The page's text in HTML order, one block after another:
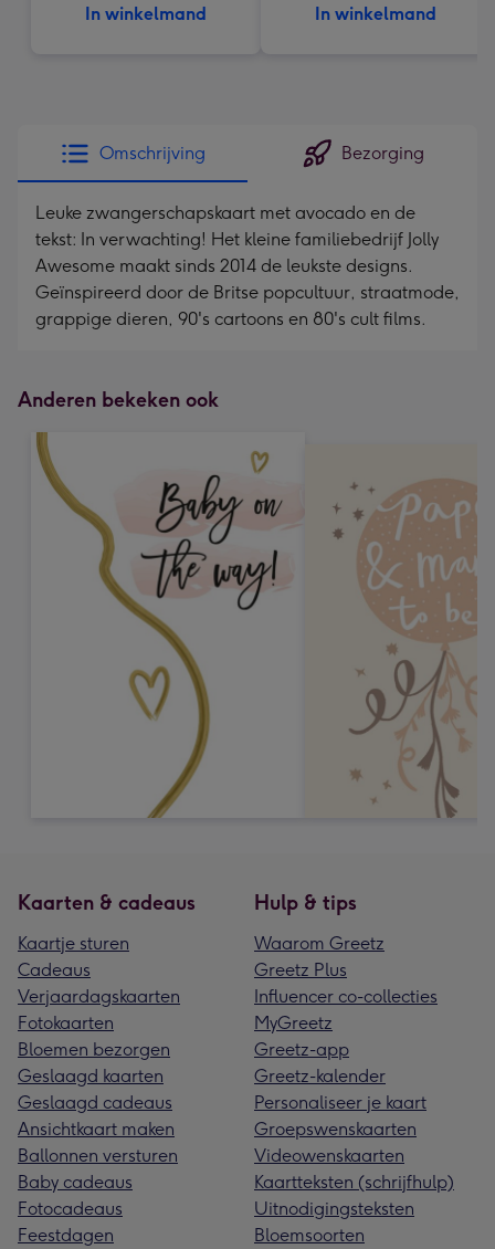
In winkelmand In winkelmand
Omschrijving Bezorging
Leuke zwangerschapskaart met avocado en de
tekst: In verwachting! Het kleine familiebedrijf Jolly
Awesome maakt sinds 2014 de leukste designs.
Geïnspireerd door de Britse popcultuur, straatmode,
grappige dieren, 90's cartoons en 80's cult films.
Anderen bekeken ook
Kaarten & cadeaus
Kaartje sturen
Cadeaus
Verjaardagskaarten
Fotokaarten
Bloemen bezorgen
Geslaagd kaarten
Geslaagd cadeaus
Ansichtkaart maken
Ballonnen versturen
Baby cadeaus
Fotocadeaus
Feestdagen
Hulp & tips
Waarom Greetz
Greetz Plus
Influencer co-collecties
MyGreetz
Greetz-app
Greetz-kalender
Personaliseer je kaart
Groepswenskaarten
Videowenskaarten
Kaartteksten (schrijfhulp)
Uitnodigingsteksten
Bloemsoorten